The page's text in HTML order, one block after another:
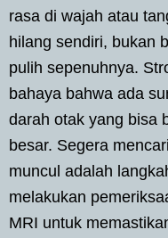
rasa di wajah atau
hilang sendiri, bukan
pulih sepenuhnya.
bahaya bahwa ada
darah otak yang bisa
besar. Segera
muncul adalah
melakukan
MRI untuk